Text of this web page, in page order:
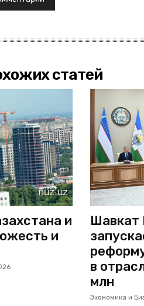
статей
и
и
Шавкат
в
млн
Экономика и